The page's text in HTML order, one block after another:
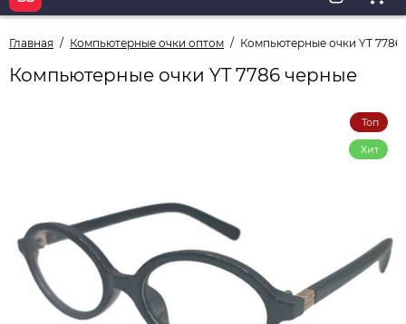
Главная Компьютерные очки оптом Компьютерные очки YT 7786
Компьютерные очки YT 7786 черные
Топ
Хит